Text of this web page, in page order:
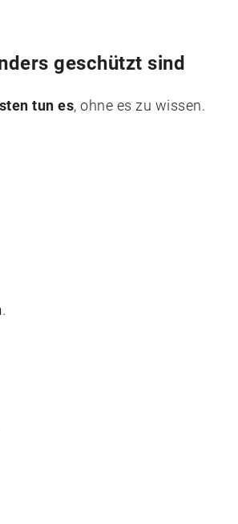
geschützt sind
tun es, ohne es zu wissen.
.